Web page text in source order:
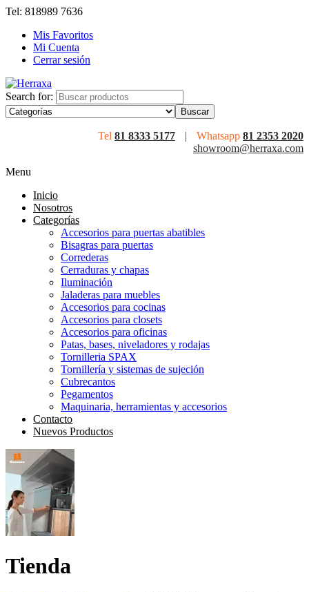
Tel: 818989 7636
Mis Favoritos
Mi Cuenta
Cerrar sesión
Search for:
Tel 81 8333 5177 | Whatsapp 81 2353 2020
showroom@herraxa.com
Menu
Inicio
Nosotros
Categorías
Accesorios para puertas abatibles
Bisagras para puertas
Correderas
Cerraduras y chapas
Iluminación
Jaladeras para muebles
Accesorios para cocinas
Accesorios para closets
Accesorios para oficinas
Patas, bases, niveladores y rodajas
Tornilleria SPAX
Tornillería y sistemas de sujeción
Cubrecantos
Pegamentos
Maquinaria, herramientas y accesorios
Contacto
Nuevos Productos
Tienda